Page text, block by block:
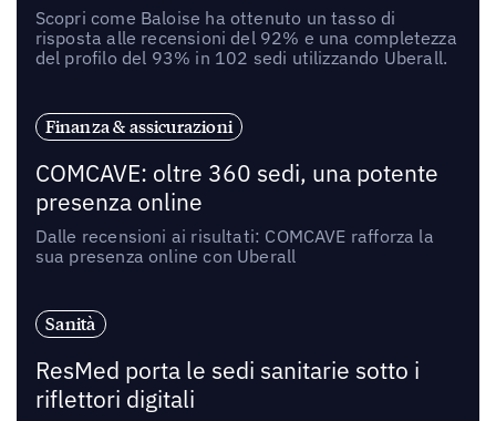
Scopri come Baloise ha ottenuto un tasso di
risposta alle recensioni del 92% e una completezza
del profilo del 93% in 102 sedi utilizzando Uberall.
Finanza & assicurazioni
COMCAVE: oltre 360 sedi, una potente
presenza online
Dalle recensioni ai risultati: COMCAVE rafforza la
sua presenza online con Uberall
Sanità
ResMed porta le sedi sanitarie sotto i
riflettori digitali